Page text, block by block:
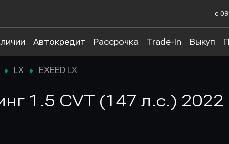
с
Автокредит Рассрочка Trade-In Выкуп
LX EXEED LX
1.5 CVT (147 л.с.)